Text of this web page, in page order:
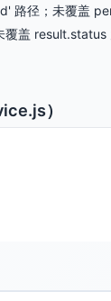
路径；未覆盖
盖
）
retries>0）。
）下的计算路径